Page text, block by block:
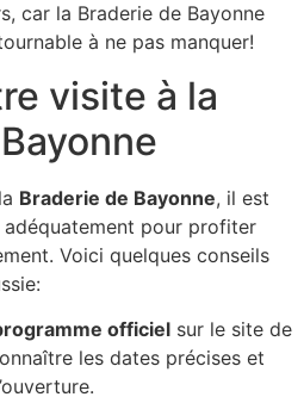
car la Braderie de Bayonne
à ne pas manquer!
visite à la
Braderie de Bayonne, il est
pour profiter
Voici quelques conseils
officiel sur le site de
les dates précises et